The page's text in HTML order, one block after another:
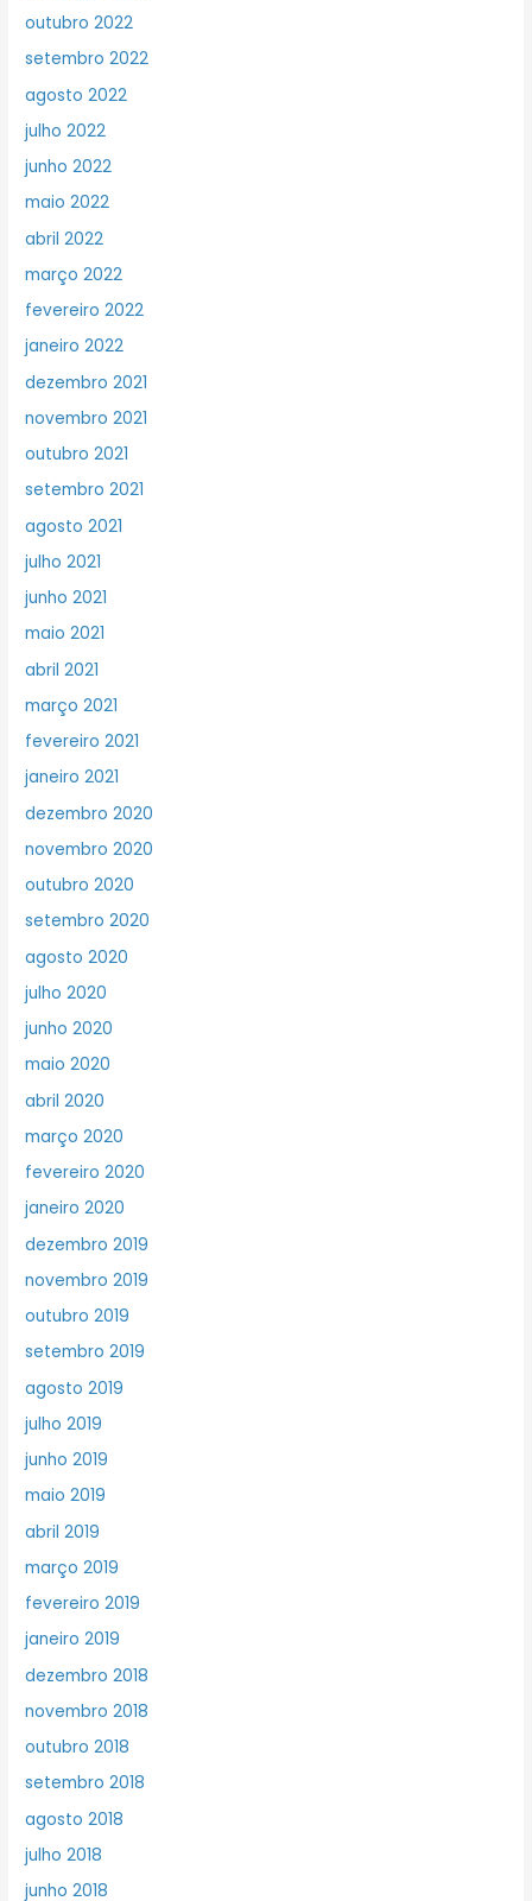
outubro 2022
setembro 2022
agosto 2022
julho 2022
junho 2022
maio 2022
abril 2022
março 2022
fevereiro 2022
janeiro 2022
dezembro 2021
novembro 2021
outubro 2021
setembro 2021
agosto 2021
julho 2021
junho 2021
maio 2021
abril 2021
março 2021
fevereiro 2021
janeiro 2021
dezembro 2020
novembro 2020
outubro 2020
setembro 2020
agosto 2020
julho 2020
junho 2020
maio 2020
abril 2020
março 2020
fevereiro 2020
janeiro 2020
dezembro 2019
novembro 2019
outubro 2019
setembro 2019
agosto 2019
julho 2019
junho 2019
maio 2019
abril 2019
março 2019
fevereiro 2019
janeiro 2019
dezembro 2018
novembro 2018
outubro 2018
setembro 2018
agosto 2018
julho 2018
junho 2018